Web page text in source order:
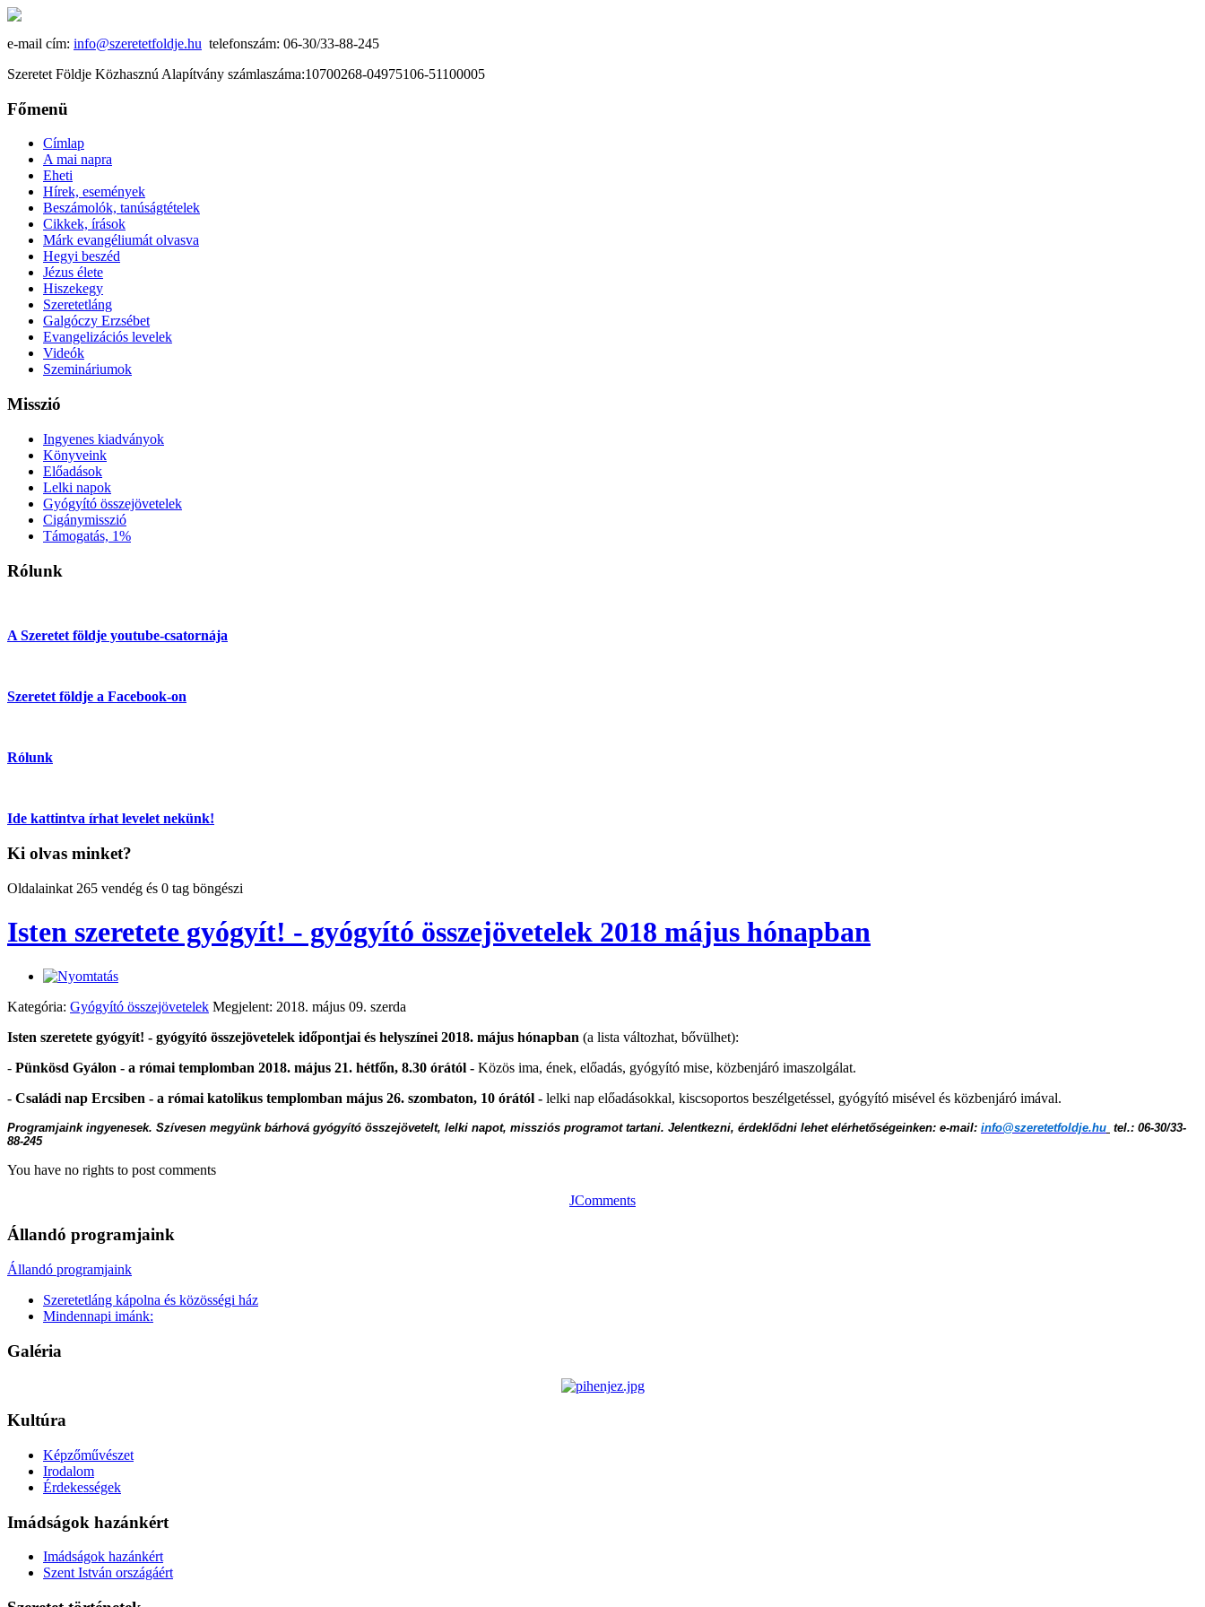
e-mail cím: info@szeretetfoldje.hu telefonszám: 06-30/33-88-245
Szeretet Földje Közhasznú Alapítvány számlaszáma:10700268-04975106-51100005
Főmenü
Címlap
A mai napra
Eheti
Hírek, események
Beszámolók, tanúságtételek
Cikkek, írások
Márk evangéliumát olvasva
Hegyi beszéd
Jézus élete
Hiszekegy
Szeretetláng
Galgóczy Erzsébet
Evangelizációs levelek
Videók
Szemináriumok
Misszió
Ingyenes kiadványok
Könyveink
Előadások
Lelki napok
Gyógyító összejövetelek
Cigánymisszió
Támogatás, 1%
Rólunk
A Szeretet földje youtube-csatornája
Szeretet földje a Facebook-on
Rólunk
Ide kattintva írhat levelet nekünk!
Ki olvas minket?
Oldalainkat 265 vendég és 0 tag böngészi
Isten szeretete gyógyít! - gyógyító összejövetelek 2018 május hónapban
Kategória: Gyógyító összejövetelek Megjelent: 2018. május 09. szerda
Isten szeretete gyógyít! - gyógyító összejövetelek időpontjai és helyszínei 2018. május hónapban (a lista változhat, bővülhet):
- Pünkösd Gyálon - a római templomban 2018. május 21. hétfőn, 8.30 órától - Közös ima, ének, előadás, gyógyító mise, közbenjáró imaszolgálat.
- Családi nap Ercsiben - a római katolikus templomban május 26. szombaton, 10 órától - lelki nap előadásokkal, kiscsoportos beszélgetéssel, gyógyító misével és közbenjáró imával.
Programjaink ingyenesek. Szívesen megyünk bárhová gyógyító összejövetelt, lelki napot, missziós programot tartani. Jelentkezni, érdeklődni lehet elérhetőségeinken: e-mail: info@szeretetfoldje.hu tel.: 06-30/33-
88-245
You have no rights to post comments
JComments
Állandó programjaink
Állandó programjaink
Szeretetláng kápolna és közösségi ház
Mindennapi imánk:
Galéria
Kultúra
Képzőművészet
Irodalom
Érdekességek
Imádságok hazánkért
Imádságok hazánkért
Szent István országáért